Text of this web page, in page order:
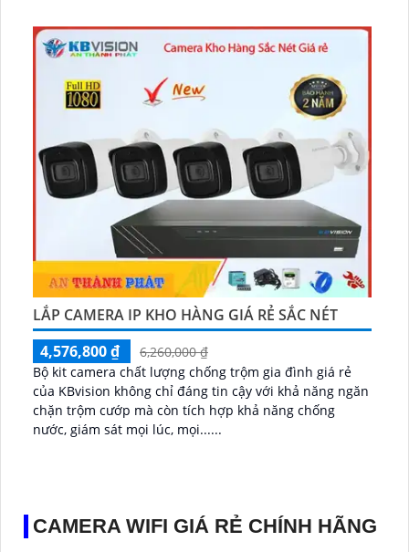
LẮP CAMERA IP KHO HÀNG GIÁ RẺ SẮC NÉT
4,576,800 ₫
6,260,000 ₫
Bộ kit camera chất lượng chống trộm gia đình giá rẻ
của KBvision không chỉ đáng tin cậy với khả năng ngăn
chặn trộm cướp mà còn tích hợp khả năng chống
nước, giám sát mọi lúc, mọi......
CAMERA WIFI GIÁ RẺ CHÍNH HÃNG